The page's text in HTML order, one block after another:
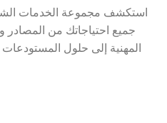
استكشف مجموعة الخدمات
جميع احتياجاتك من المصادر
المهنية إلى حلول المستودعات